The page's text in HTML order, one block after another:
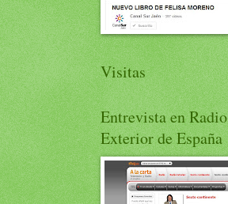
Visitas
Entrevista en Radio
Exterior de España